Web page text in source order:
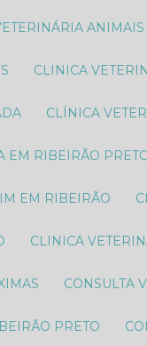
ANIMAIS
CLINICA
CLÍNICA
EM RIBEIRÃO
EM RIBEIRÃO
CLINICA
CONSULTA
PRETO